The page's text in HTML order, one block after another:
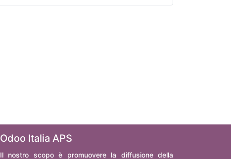
Odoo Italia APS
Il nostro scopo è promuovere la diffusione della